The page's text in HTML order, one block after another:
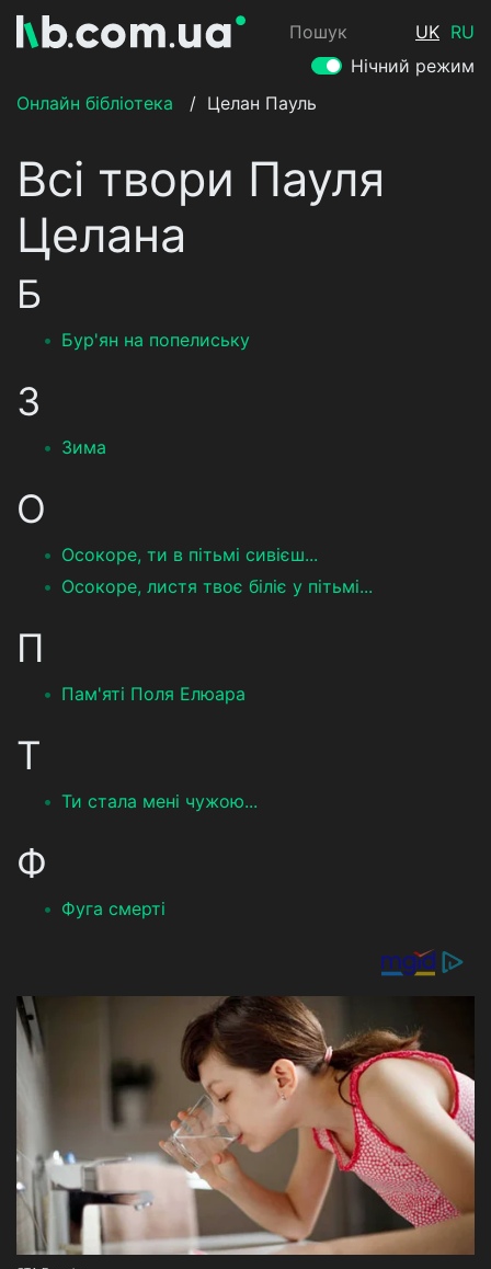
Пошук UK RU
Нічний режим
Онлайн бібліотека
/ Целан Пауль
Всі твори Пауля
Целана
Б
Бур'ян на попелиську
З
Зима
О
Осокоре, ти в пітьмі сивієш...
Осокоре, листя твоє біліє у пітьмі...
П
Пам'яті Поля Елюара
Т
Ти стала мені чужою...
Ф
Фуга смерті